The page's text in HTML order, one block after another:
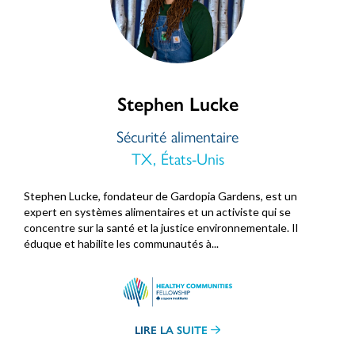
Stephen Lucke
Sécurité alimentaire
TX, États-Unis
Stephen Lucke, fondateur de Gardopia Gardens, est un
expert en systèmes alimentaires et un activiste qui se
concentre sur la santé et la justice environnementale. Il
éduque et habilite les communautés à...
LIRE LA SUITE